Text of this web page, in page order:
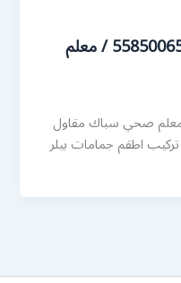
هاتف فني صحي الخالدية / 55850065 / معلم
صحي سباك مقاول
اطقم جمامات بيلر